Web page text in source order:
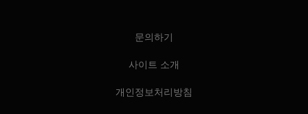
문의하기
사이트 소개
개인정보처리방침